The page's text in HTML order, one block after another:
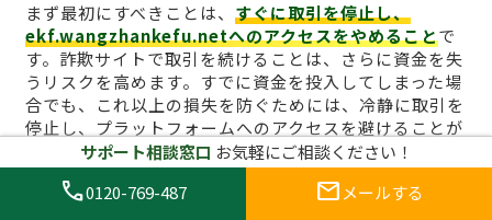
まず最初にすべきことは、 すぐに取引を停止し、
ekf.wangzhankefu.netへのアクセスをやめることで
す。詐欺サイトで取引を続けることは、さらに資金を失
うリスクを高めます。すでに資金を投入してしまった場
合でも、これ以上の損失を防ぐためには、冷静に取引を
停止し、プラットフォームへのアクセスを避けることが
最も効果的です。ブラウザのキャッシュをクリアし、関
連するログイン情報も削除しておくとより安全です。
サポート相談窓口 お気軽にご相談ください！
call0120-769-487 mail メールする